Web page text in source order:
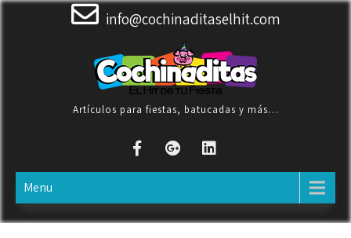
Skip
info@cochinaditaselhit.com
Artículos para fiestas, batucadas y más…
Menu